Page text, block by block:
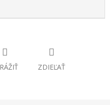
ZDIEĽAŤ